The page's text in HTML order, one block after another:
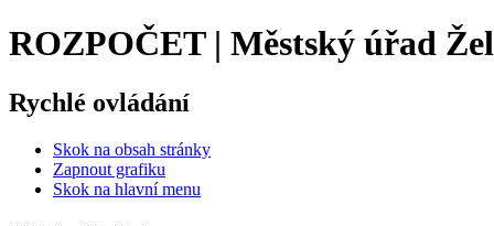
ROZPOČET | Městský úřad
Rychlé ovládání
Skok na obsah stránky
Zapnout grafiku
Skok na hlavní menu